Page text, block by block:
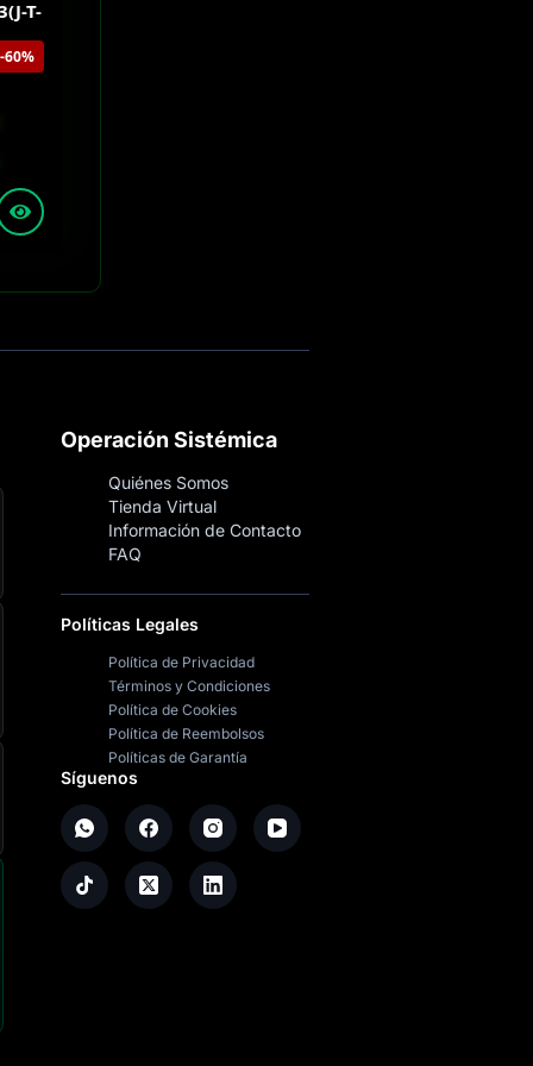
T-
-60%
Operación Sistémica
Quiénes Somos
Tienda Virtual
Información de Contacto
FAQ
Políticas Legales
Política de Privacidad
Términos y Condiciones
Política de Cookies
Política de Reembolsos
Políticas de Garantía
Síguenos